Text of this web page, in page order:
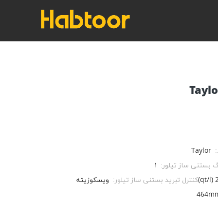
Taylor
بستنی ساز تیلور: ۱
کنترل تبرید بستنی ساز تیلور: ویسکوزیته